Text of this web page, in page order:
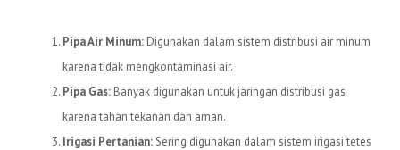
Pipa Air Minum: Digunakan dalam sistem distribusi air minum
karena tidak mengkontaminasi air.
Pipa Gas: Banyak digunakan untuk jaringan distribusi gas
karena tahan tekanan dan aman.
Irigasi Pertanian:Sering digunakan dalam sistem irigasi tetes